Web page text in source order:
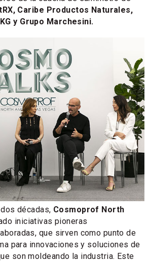
Caribe Productos Naturales,
y Grupo Marchesini.
décadas, Cosmoprof North
iniciativas pioneras
que sirven como punto de
para innovaciones y soluciones de
son moldeando la industria. Este